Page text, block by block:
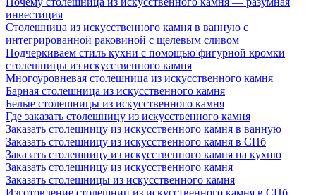
инвестиция
Столешница из искусственного камня в ванную с
интегрированной раковиной с щелевым сливом
Подчеркиваем стиль кухни с помощью фигурной кромки
столешницы из искусственного камня
Многоуровневая столешница из искусственного камня
Барная столешница из искусственного камня
Белые столешницы из искусственного камня
Где заказать столешницу из искусственного камня
Заказать столешницу из искусственного камня в ванную
Заказать столешницу из искусственного камня в СПб
Заказать столешницу из искусственного камня на кухню
Заказать столешницу из искусственного камня
Заказать столешницы из искусственного камня